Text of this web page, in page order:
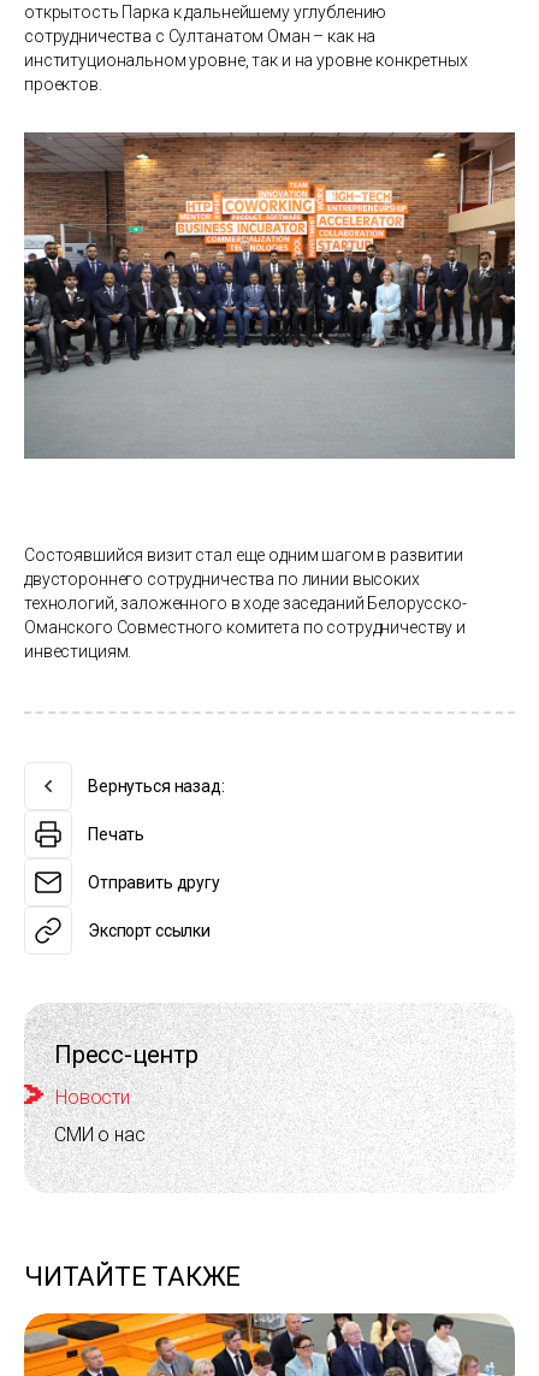
Пресс-центр
Новости
СМИ о нас
ЧИТАЙТЕ ТАКЖЕ
открытость Парка к дальнейшему углублению
сотрудничества с Султанатом Оман – как на
институциональном уровне, так и на уровне конкретных
проектов.
Состоявшийся визит стал еще одним шагом в развитии
двустороннего сотрудничества по линии высоких
технологий, заложенного в ходе заседаний Белорусско-
Оманского Совместного комитета по сотрудничеству и
инвестициям.
Вернуться назад:
Печать
Отправить другу
Экспорт ссылки